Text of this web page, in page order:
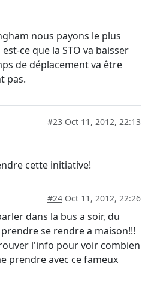
nous payons le plus
ce que la STO va baisser
de déplacement va être
pas.
#23 Oct 11, 2012, 22:13
cette initiative!
#24 Oct 11, 2012, 22:26
dans la bus a soir, du
se rendre a maison!!!
l'info pour voir combien
prendre avec ce fameux